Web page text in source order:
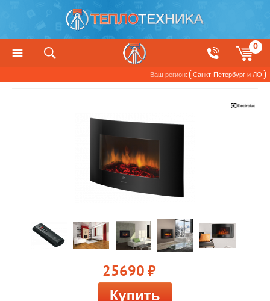
0
Ваш регион: Санкт-Петербург и ЛО
25690 руб.